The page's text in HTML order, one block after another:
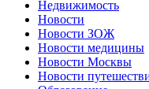
Недвижимость
Новости
Новости ЗОЖ
Новости медицины
Новости Москвы
Новости